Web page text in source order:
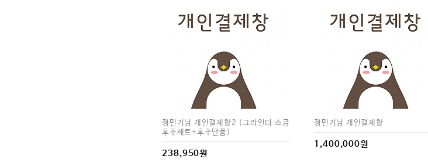
정민기님 개인결제창2 (그라인더 소금
후추세트+후추단품)
238,950원
정민기님 개인결제창
1,400,000원